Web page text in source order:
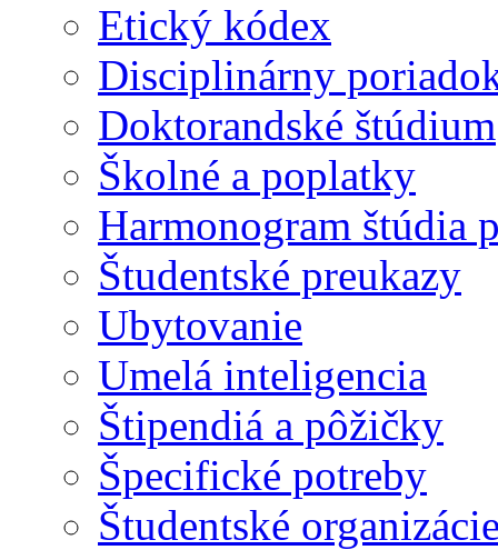
Etický kódex
Disciplinárny
Doktorandské štúdium
Školné a poplatky
Harmonogram štúdia
Študentské preukazy
Ubytovanie
Umelá inteligencia
Štipendiá a pôžičky
Špecifické potreby
Študentské